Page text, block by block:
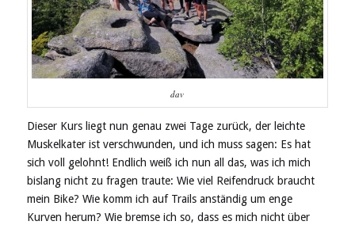
dav
Dieser Kurs liegt nun genau zwei Tage zurück, der leichte
Muskelkater ist verschwunden, und ich muss sagen: Es hat
sich voll gelohnt! Endlich weiß ich nun all das, was ich mich
bislang nicht zu fragen traute: Wie viel Reifendruck braucht
mein Bike? Wie komm ich auf Trails anständig um enge
Kurven herum? Wie bremse ich so, dass es mich nicht über